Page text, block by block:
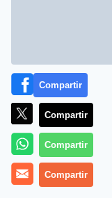
Más información
Compartir
Compartir
Compartir
Compartir